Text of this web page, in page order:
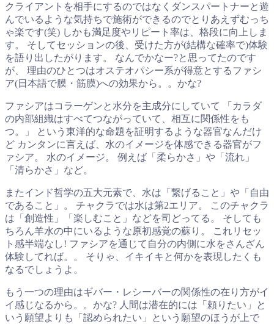
クライアントを相手にするのではなくダンスパートナーと遊
んでいるような気持ちで施術ができるのでとりあえずむっち
ゃ楽です(笑) しかも満足度やリピート率は、格段に向上しま
す。 そしてセッションの後、受けた方が(結構な確率で)体験
を語り出したがります。 なんでかなー?と思ってたのです
が、 理由のひとつはオステオパシー系が得意とするファシ
ア(日本語で膜・筋膜)への効果から。。かな?
ファシアはコラーゲンと水分を主成分にしていて 「カラダ
の内部組織はすべてつながっていて、相互に関係性をも
つ。」 という東洋的な命題を証明するような器官なんだけ
ど カンタンに言えば、水のイメージを体感できる器官がフ
ァシア。 水のイメージ。 例えば「柔らかさ」や「流れ」
「清らかさ」など。
またインド哲学の五大元素で、水は「繋げること」や「自由
であること」。 チャクラでは水は第2エリア。 このチャクラ
は「創造性」「楽しむこと」などを司どってる。 そしても
ちろん羊水の中にいるような原初感覚の蘇り。 これリセッ
ト感半端なし! ファシアを通じて自分の内側に水をさんざん
体験してれば。。 そりゃ、イキイキと何かを表現したくも
なるでしょうよ。
もう一つの理由はギバー・レシーバーの関係性の在り方がイ
イ感じなるから。。かな? 人間は潜在的には「頼りたい」と
いう願望よりも「認められたい」という願望のほうが上で